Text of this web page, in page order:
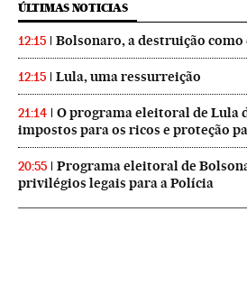
ÚLTIMAS NOTICIAS
12:15 Bolsonaro, a destruição
12:15 Lula, uma ressurreição
21:14
O programa eleitoral de Lula
impostos para os ricos e proteção
20:55
Programa eleitoral de
privilégios legais para a Polícia